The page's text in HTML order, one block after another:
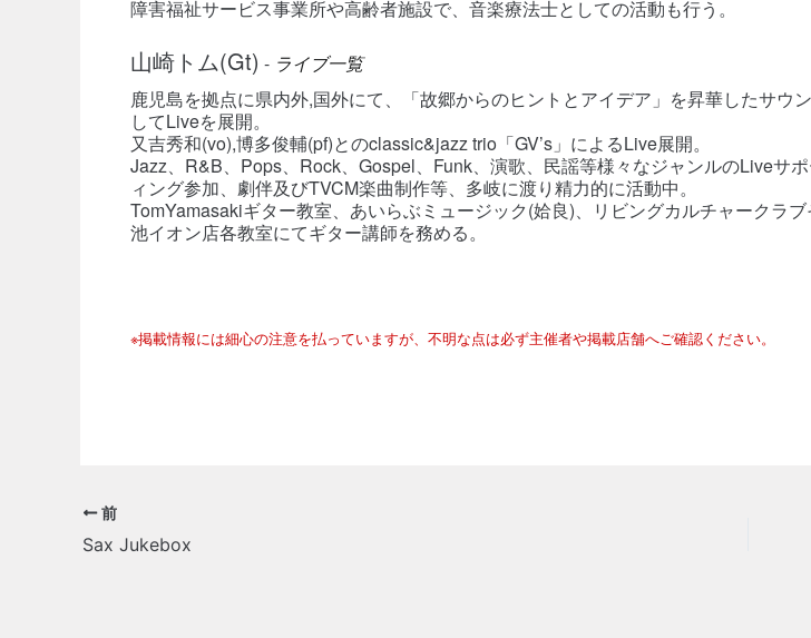
障害福祉サービス事業所や高齢者施設で、音楽療法士としての活動も行う。
山崎トム(Gt) - ライブ一覧
鹿児島を拠点に県内外,国外にて、「故郷からのヒントとアイデア」を昇華したサウ
してLiveを展開。
又吉秀和(vo),博多俊輔(pf)とのclassic&jazz trio「GV’s」によるLive展開。
Jazz、R&B、Pops、Rock、Gospel、Funk、演歌、民謡等様々なジャンルのLiveサ
ィング参加、劇伴及びTVCM楽曲制作等、多岐に渡り精力的に活動中。
TomYamasakiギター教室、あいらぶミュージック(姶良)、リビングカルチャークラ
池イオン店各教室にてギター講師を務める。
※掲載情報には細心の注意を払っていますが、不明な点は必ず主催者や掲載店舗へご確認ください。
前
Sax Jukebox